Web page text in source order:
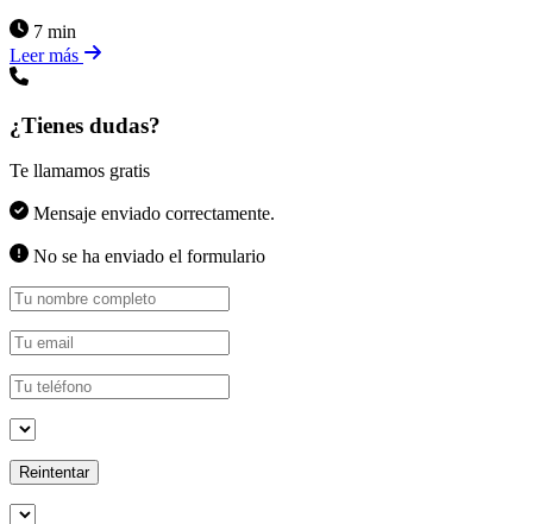
7 min
Leer más
¿Tienes dudas?
Te llamamos gratis
Mensaje enviado correctamente.
No se ha enviado el formulario
Reintentar